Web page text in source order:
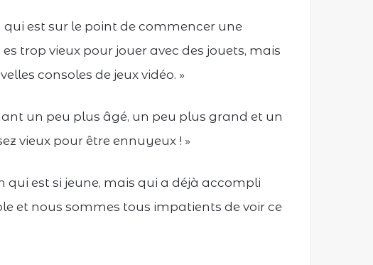
qui est sur le point de commencer une
trop vieux pour jouer avec des jouets, mais
consoles de jeux vidéo. »
un peu plus âgé, un peu plus grand et un
vieux pour être ennuyeux ! »
qui est si jeune, mais qui a déjà accompli
et nous sommes tous impatients de voir ce